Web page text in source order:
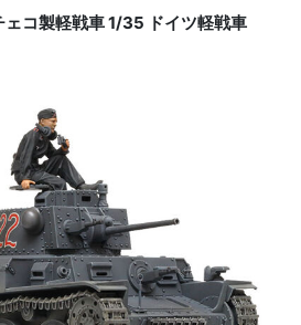
コ製軽戦車 1/35 ドイツ軽戦車